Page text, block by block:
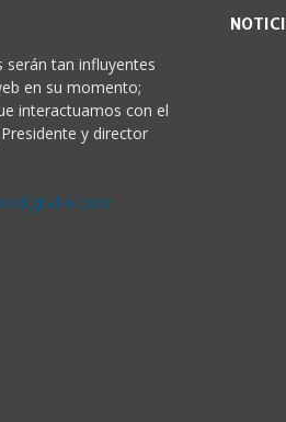
tan influyentes
en su momento;
interactuamos con el
y director
ol.com